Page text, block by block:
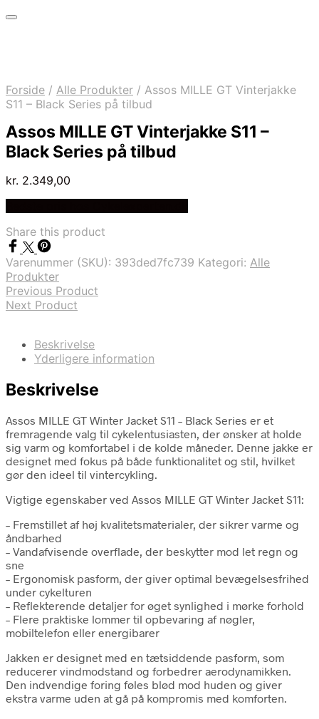
Forside / Alle Produkter / Assos MILLE GT Vinterjakke
S11 – Black Series på tilbud
Assos MILLE GT Vinterjakke S11 –
Black Series på tilbud
kr. 2.349,00
Share this product
Varenummer (SKU): 393ded7fc739 Kategori: Alle
Produkter
Previous Product
Next Product
Beskrivelse
Yderligere information
Beskrivelse
Assos MILLE GT Winter Jacket S11 – Black Series er et
fremragende valg til cykelentusiasten, der ønsker at holde
sig varm og komfortabel i de kolde måneder. Denne jakke er
designet med fokus på både funktionalitet og stil, hvilket
gør den ideel til vintercykling.
Vigtige egenskaber ved Assos MILLE GT Winter Jacket S11:
– Fremstillet af høj kvalitetsmaterialer, der sikrer varme og
åndbarhed
– Vandafvisende overflade, der beskytter mod let regn og
sne
– Ergonomisk pasform, der giver optimal bevægelsesfrihed
under cykelturen
– Reflekterende detaljer for øget synlighed i mørke forhold
– Flere praktiske lommer til opbevaring af nøgler,
mobiltelefon eller energibarer
Jakken er designet med en tætsiddende pasform, som
reducerer vindmodstand og forbedrer aerodynamikken.
Den indvendige foring føles blød mod huden og giver
ekstra varme uden at gå på kompromis med komforten.